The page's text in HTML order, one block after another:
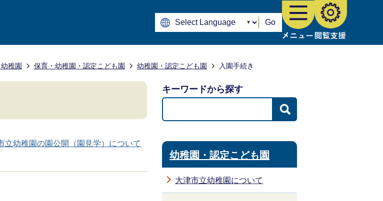
Go
稚園 保育・幼稚園・認定こども園 幼稚園・認定こども園 入園手続き
立幼稚園の園公開（園見学）について
キーワードから探す
幼稚園・認定こども園
大津市立幼稚園について